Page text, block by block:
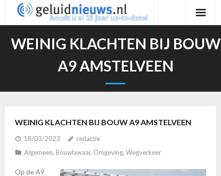
inhoudWEINIG KLACHTEN BIJ BOUW
A9 AMSTELVEEN
WEINIG KLACHTEN BIJ BOUW A9 AMSTELVEEN
18/03/2023
redactie
Algemeen, Bouwlawaai, Omgeving, Wegverkeer
Op de A9